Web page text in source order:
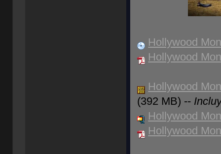
Hollywood
Hollywood
Hollywood
(392 MB) --
Hollywood
Hollywood